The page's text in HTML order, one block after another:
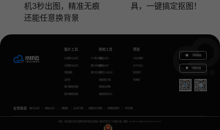
机3秒出图，精准无痕
还能任意换背景
具，一键搞定抠图！
图片工具
在线图片去水印
在线图片加水印
智能抠图
证件照
图片模糊变清晰
图片模糊变清晰
GIF图片生成
图片无损放大
图片转文字
视频工具
视频去水印
视频加水印
视频怎么去水印
视频提取下载
视频格式转换
视频语音转文字
帮助
水印云教程
关于水印云
联系我们
代理推广
下载电脑版
下载移动端
友情链接 图片去水印 视频去水印 一键抠图 去水印下载 视频转文字提取 免费配音软件 声音克隆
地址：湖北省武汉市东湖新技术开发区关南园一路当代梦工厂4号楼10楼，邮箱：yinglin.wu@udreamtech.com